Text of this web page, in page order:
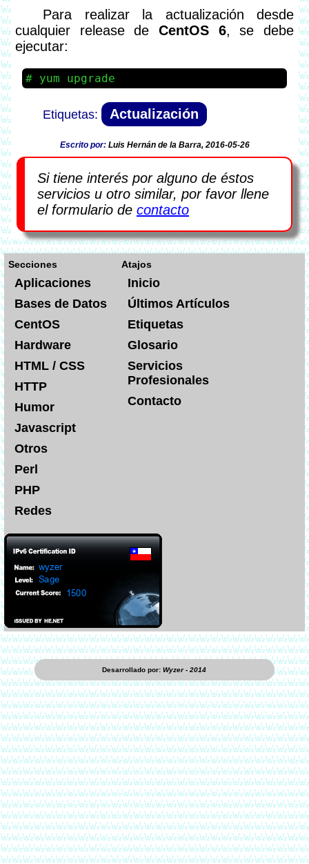
Para realizar la actualización desde
cualquier release de CentOS 6, se debe
ejecutar:
yum upgrade
Actualización
Escrito por: Luis Hernán de la Barra, 2016-05-26
Si tiene interés por alguno de éstos
servicios u otro similar, por favor llene
el formulario de contacto
Secciones
Aplicaciones
Bases de Datos
CentOS
Hardware
HTML / CSS
HTTP
Humor
Javascript
Otros
Perl
PHP
Redes
Atajos
Inicio
Últimos Artículos
Etiquetas
Glosario
Servicios
Profesionales
Contacto
Desarrollado por:Wyzer - 2014